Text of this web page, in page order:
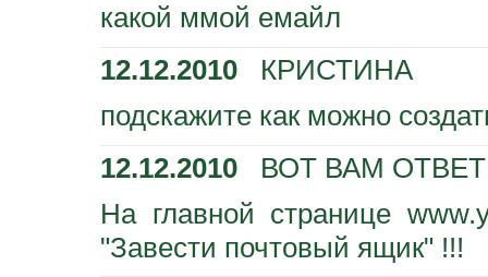
какой ммой емайл
12.12.2010 КРИСТИНА
подскажите как можно
12.12.2010 ВОТ ВАМ ОТВЕТ
На главной странице
"Завести почтовый ящик" !!!